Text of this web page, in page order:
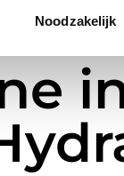
Noodzakelijk
RVS